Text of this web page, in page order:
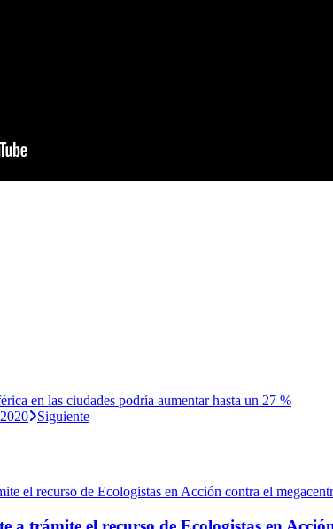
en las ciudades podría aumentar hasta un 27 %
Siguiente